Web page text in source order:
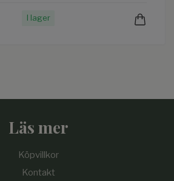
I lager
Läs mer
Köpvillkor
Kontakt